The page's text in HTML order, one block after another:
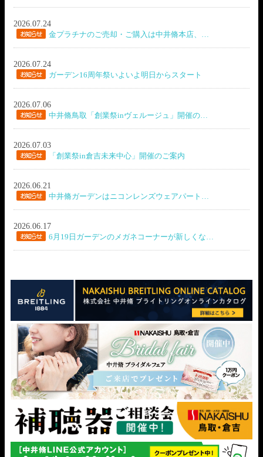
2026.07.24
金プラチナのご売却・ご購入は中井脩本店、…
2026.07.24
ガーデン16周年祭いよいよ明日からスタート
2026.07.06
中井脩鳥取「創業祭inヴェルージュ」開催の…
2026.07.03
「創業祭in倉吉未来中心」開催のご案内
2026.06.21
中井脩ガーデンはニコンレンズウェアパート…
2026.06.17
6月19日ガーデンのメガネコーナーが新しくな…